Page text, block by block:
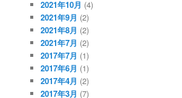
2021年10月 (4)
2021年9月 (2)
2021年8月 (2)
2021年7月 (2)
2017年7月 (1)
2017年6月 (1)
2017年4月 (2)
2017年3月 (7)